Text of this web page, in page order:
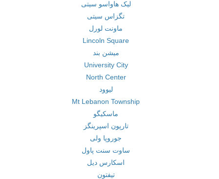
لیک هاواسو سیتی
تگزاس سیتی
ماونت لورل
Lincoln Square
میشن بند
University City
North Center
لیوود
Mt Lebanon Township
ماسکیگو
تارپون اسپرینگز
جوروپا ولی
ساوت سنت پاول
اسکارس دیل
تیفتون